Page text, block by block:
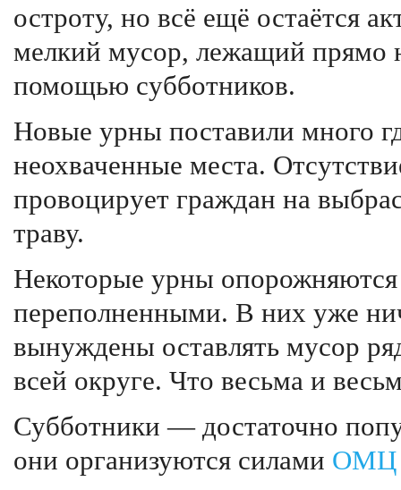
остроту, но всё ещё остаётся
мелкий мусор, лежащий прямо
помощью субботников.
Новые урны поставили много
неохваченные места.
провоцирует граждан на
траву.
Некоторые урны
переполненными. В них уже
вынуждены оставлять мусор
всей округе. Что весьма и
Субботники — достаточно
они организуются силами ОМЦ